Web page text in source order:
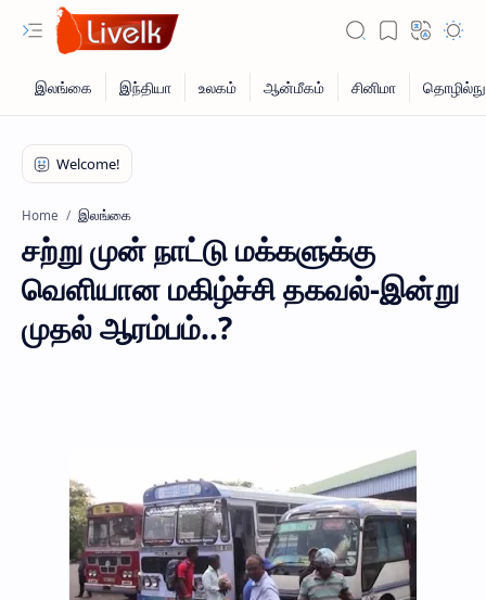
Home இலங்கை
சற்று முன் நாட்டு மக்களுக்கு
வெளியான மகிழ்ச்சி தகவல்-இன்று
முதல் ஆரம்பம்..?